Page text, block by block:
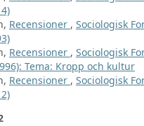
Recensioner , Sociologisk
Recensioner , Sociologisk
Tema: Kropp och kultur
Recensioner , Sociologisk